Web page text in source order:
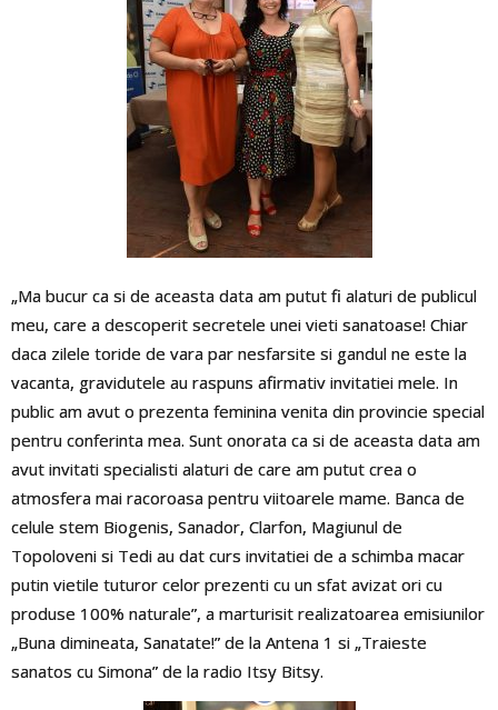
„Ma bucur ca si de aceasta data am putut fi alaturi de publicul
meu, care a descoperit secretele unei vieti sanatoase! Chiar
daca zilele toride de vara par nesfarsite si gandul ne este la
vacanta, gravidutele au raspuns afirmativ invitatiei mele. In
public am avut o prezenta feminina venita din provincie special
pentru conferinta mea. Sunt onorata ca si de aceasta data am
avut invitati specialisti alaturi de care am putut crea o
atmosfera mai racoroasa pentru viitoarele mame. Banca de
celule stem Biogenis, Sanador, Clarfon, Magiunul de
Topoloveni si Tedi au dat curs invitatiei de a schimba macar
putin vietile tuturor celor prezenti cu un sfat avizat ori cu
produse 100% naturale”, a marturisit realizatoarea emisiunilor
„Buna dimineata, Sanatate!” de la Antena 1 si „Traieste
sanatos cu Simona” de la radio Itsy Bitsy.